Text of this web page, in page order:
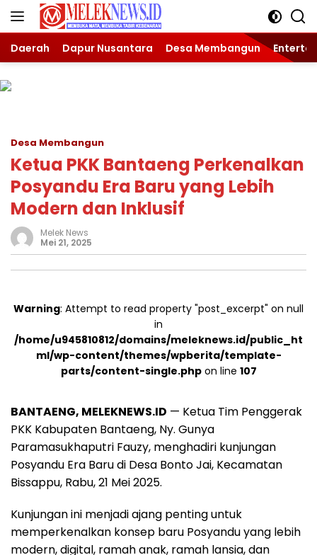
Langsung
Daerah Dapur Nusantara Desa Membangun
Desa Membangun
Ketua PKK Bantaeng Perkenalkan
Posyandu Era Baru yang Lebih
Modern dan Inklusif
Melek News
Mei 21, 2025
Warning: Attempt to read property "post_excerpt" on null
in
/home/u945810812/domains/meleknews.id/public_ht
ml/wp-content/themes/wpberita/template-
parts/content-single.phpon line 107
BANTAENG, MELEKNEWS.ID — Ketua Tim Penggerak
PKK Kabupaten Bantaeng, Ny. Gunya
Paramasukhaputri Fauzy, menghadiri kunjungan
Posyandu Era Baru di Desa Bonto Jai, Kecamatan
Bissappu, Rabu, 21 Mei 2025.
Kunjungan ini menjadi ajang penting untuk
memperkenalkan konsep baru Posyandu yang lebih
modern, digital, ramah anak, ramah lansia, dan